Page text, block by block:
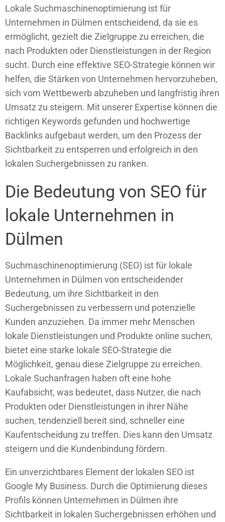
Lokale Suchmaschinenoptimierung ist für
Unternehmen in Dülmen entscheidend, da sie es
ermöglicht, gezielt die Zielgruppe zu erreichen, die
nach Produkten oder Dienstleistungen in der Region
sucht. Durch eine effektive SEO-Strategie können wir
helfen, die Stärken von Unternehmen hervorzuheben,
sich vom Wettbewerb abzuheben und langfristig ihren
Umsatz zu steigern. Mit unserer Expertise können die
richtigen Keywords gefunden und hochwertige
Backlinks aufgebaut werden, um den Prozess der
Sichtbarkeit zu entsperren und erfolgreich in den
lokalen Suchergebnissen zu ranken.
Die Bedeutung von SEO für
lokale Unternehmen in
Dülmen
Suchmaschinenoptimierung (SEO) ist für lokale
Unternehmen in Dülmen von entscheidender
Bedeutung, um ihre Sichtbarkeit in den
Suchergebnissen zu verbessern und potenzielle
Kunden anzuziehen. Da immer mehr Menschen
lokale Dienstleistungen und Produkte online suchen,
bietet eine starke lokale SEO-Strategie die
Möglichkeit, genau diese Zielgruppe zu erreichen.
Lokale Suchanfragen haben oft eine hohe
Kaufabsicht, was bedeutet, dass Nutzer, die nach
Produkten oder Dienstleistungen in ihrer Nähe
suchen, tendenziell bereit sind, schneller eine
Kaufentscheidung zu treffen. Dies kann den Umsatz
steigern und die Kundenbindung fördern.
Ein unverzichtbares Element der lokalen SEO ist
Google My Business. Durch die Optimierung dieses
Profils können Unternehmen in Dülmen ihre
Sichtbarkeit in lokalen Suchergebnissen erhöhen und